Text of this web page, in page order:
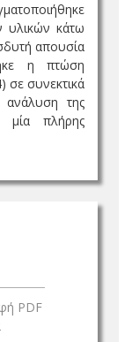
υλικών κάτω
απουσία
η πτώση
σε συνεκτικά
ανάλυση της
μία πλήρης
PDF